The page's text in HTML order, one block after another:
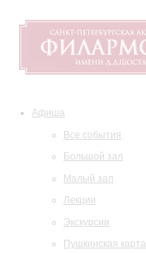
Афиша
Все события
Большой зал
Малый зал
Лекции
Экскурсии
Пушкинская карта